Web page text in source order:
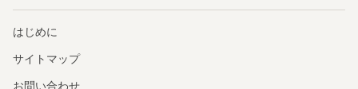
はじめに
サイトマップ
お問い合わせ